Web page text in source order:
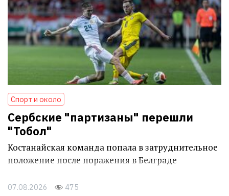
Спорт и около
Сербские "партизаны" перешли
"Тобол"
Костанайская команда попала в затруднительное
положение после поражения в Белграде
07.08.2026 475